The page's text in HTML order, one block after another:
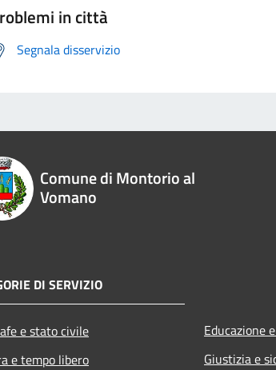
in città
Segnala disservizio
Comune di Montorio al
Vomano
DI SERVIZIO
e stato civile
e tempo libero
Educazione
Giustizia e